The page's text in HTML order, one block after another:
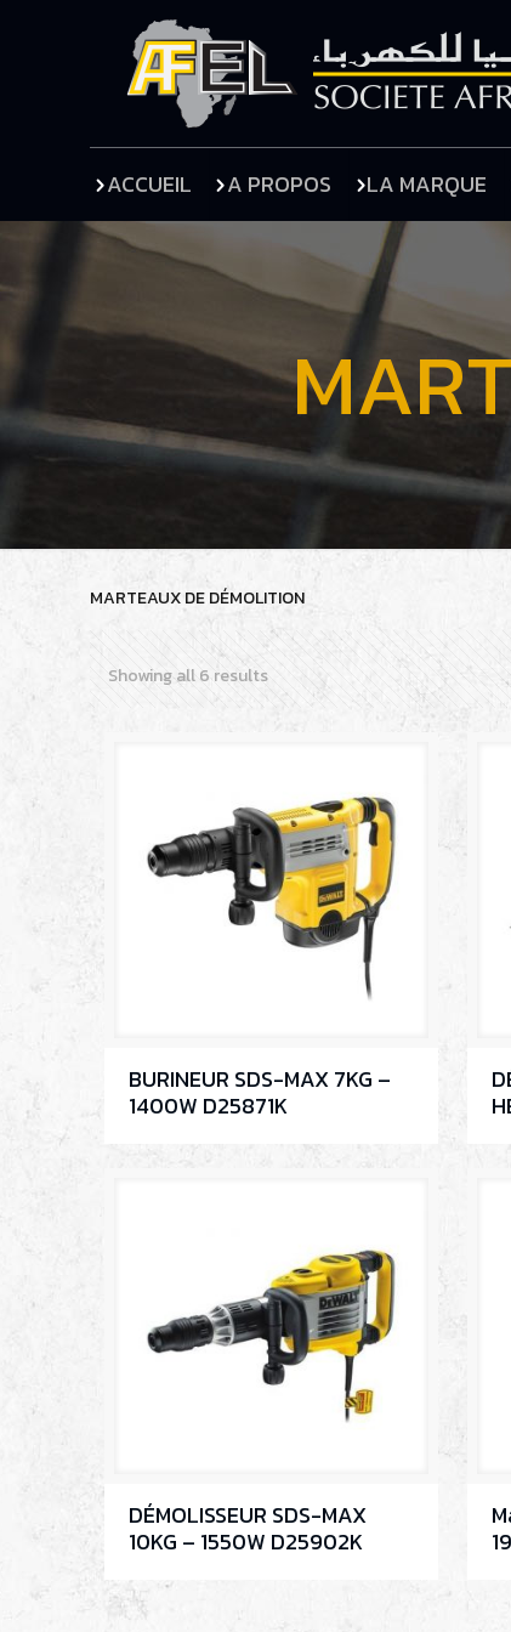
ACCUEIL A PROPOS LA MARQUE
MARTEAUX DE DÉMOLITION
Showing all 6 results
BURINEUR SDS-MAX 7KG –
1400W D25871K
DÉMOLISSEUR SDS-MAX
10KG – 1550W D25902K